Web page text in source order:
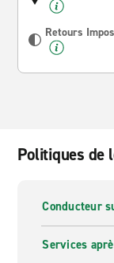
Retours
Politiques de
Conducteur
Services